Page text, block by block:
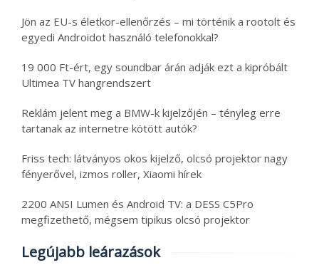
Jön az EU-s életkor-ellenőrzés – mi történik a rootolt és
egyedi Androidot használó telefonokkal?
19 000 Ft-ért, egy soundbar árán adják ezt a kipróbált
Ultimea TV hangrendszert
Reklám jelent meg a BMW-k kijelzőjén – tényleg erre
tartanak az internetre kötött autók?
Friss tech: látványos okos kijelző, olcsó projektor nagy
fényerővel, izmos roller, Xiaomi hírek
2200 ANSI Lumen és Android TV: a DESS C5Pro
megfizethető, mégsem tipikus olcsó projektor
Legújabb leárazások